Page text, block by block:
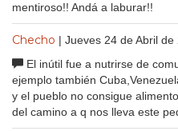
mentiroso!! Andá a laburar!!
Checho | Jueves 24 de Abril de
El inútil fue a nutrirse de
ejemplo también
y el pueblo no consigue
del camino a q nos lleva este